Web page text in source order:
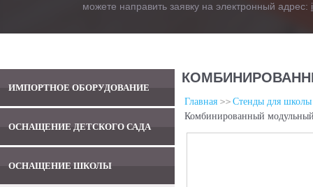
можете направить заявку на электронный адрес:
ИМПОРТНОЕ ОБОРУДОВАНИЕ
ОСНАЩЕНИЕ ДЕТСКОГО САДА
ОСНАЩЕНИЕ ШКОЛЫ
Главная
Стенды для
Комбинированный